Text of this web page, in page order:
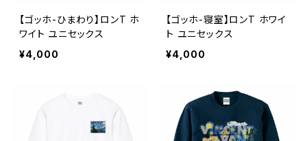
【ゴッホ-ひまわり】ロンT ホ
ワイト ユニセックス
¥4,000
【ゴッホ-寝室】ロンT ホワイ
ト ユニセックス
¥4,000